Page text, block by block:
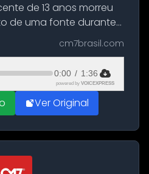
de 13 anos morreu
de uma fonte durante
título da Copa do
Espanha, em
de Salamanca,
cm7brasil.com
0:00 / 1:36
powered by VOICEXPRESS
Ver Original